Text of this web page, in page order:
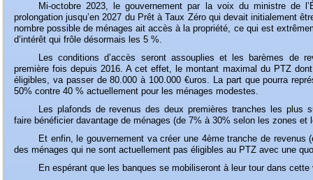
Mi-octobre 2023, le gouvernement par la voix du ministre de
prolongation jusqu’en 2027 du Prêt à Taux Zéro qui devait initialement
nombre possible de ménages ait accès à la propriété, ce qui est
d’intérêt qui frôle désormais les 5 %.
Les conditions d’accès seront assouplies et les barèmes de
première fois depuis 2016. A cet effet, le montant maximal du PTZ
éligibles, va passer de 80.000 à 100.000 €uros. La part que pourra
50% contre 40 % actuellement pour les ménages modestes.
Les plafonds de revenus des deux premières tranches les plus
faire bénéficier davantage de ménages (de 7% à 30% selon les zones et
Et enfin, le gouvernement va créer une 4ème tranche de revenus
des ménages qui ne sont actuellement pas éligibles au PTZ avec une
En espérant que les banques se mobiliseront à leur tour dans